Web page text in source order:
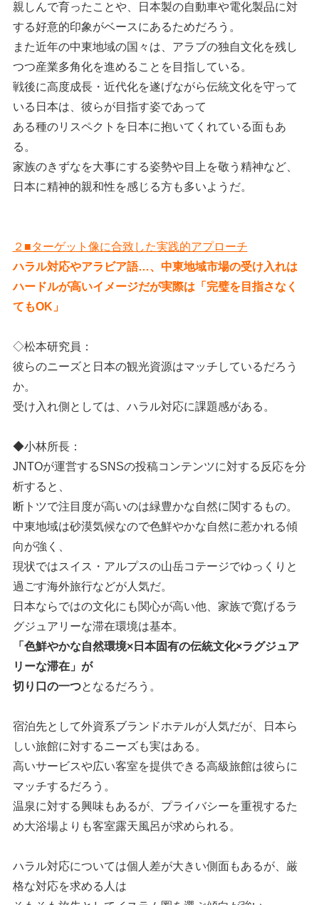
親しんで育ったことや、日本製の自動車や電化製品に対
する好意的印象がベースにあるためだろう。
また近年の中東地域の国々は、アラブの独自文化を残し
つつ産業多角化を進めることを目指している。
戦後に高度成長・近代化を遂げながら伝統文化を守って
いる日本は、彼らが目指す姿であって
ある種のリスペクトを日本に抱いてくれている面もあ
る。
家族のきずなを大事にする姿勢や目上を敬う精神など、
日本に精神的親和性を感じる方も多いようだ。
２■ターゲット像に合致した実践的アプローチ
ハラル対応やアラビア語…、中東地域市場の受け入れは
ハードルが高いイメージだが実際は「完璧を目指さなく
てもOK」
◇松本研究員：
彼らのニーズと日本の観光資源はマッチしているだろう
か。
受け入れ側としては、ハラル対応に課題感がある。
◆小林所長：
JNTOが運営するSNSの投稿コンテンツに対する反応を分
析すると、
断トツで注目度が高いのは緑豊かな自然に関するもの。
中東地域は砂漠気候なので色鮮やかな自然に惹かれる傾
向が強く、
現状ではスイス・アルプスの山岳コテージでゆっくりと
過ごす海外旅行などが人気だ。
日本ならではの文化にも関心が高い他、家族で寛げるラ
グジュアリーな滞在環境は基本。
「色鮮やかな自然環境×日本固有の伝統文化×ラグジュア
リーな滞在」が
切り口の一つとなるだろう。
宿泊先として外資系ブランドホテルが人気だが、日本ら
しい旅館に対するニーズも実はある。
高いサービスや広い客室を提供できる高級旅館は彼らに
マッチするだろう。
温泉に対する興味もあるが、プライバシーを重視するた
め大浴場よりも客室露天風呂が求められる。
ハラル対応については個人差が大きい側面もあるが、厳
格な対応を求める人は